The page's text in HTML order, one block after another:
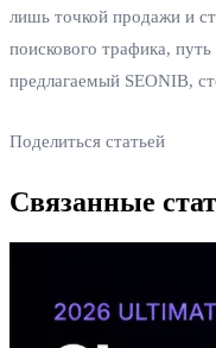
лишь точкой продажи и
поискового трафика,
предлагаемый SEONIB,
Поделиться статьей
Связанные